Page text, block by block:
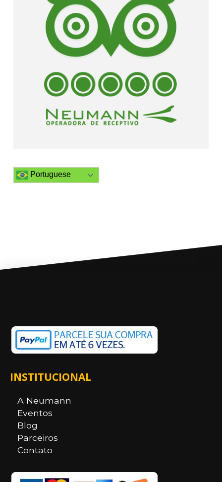
Portuguese
INSTITUCIONAL
A Neumann
Eventos
Blog
Parceiros
Contato